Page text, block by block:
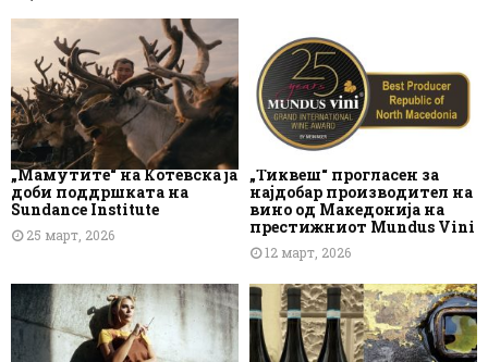
„Мамутите“ на Котевска ја
доби поддршката на
Sundance Institute
25 март, 2026
„Тиквеш“ прогласен за
најдобар производител на
вино од Македонија на
престижниот Mundus Vini
12 март, 2026